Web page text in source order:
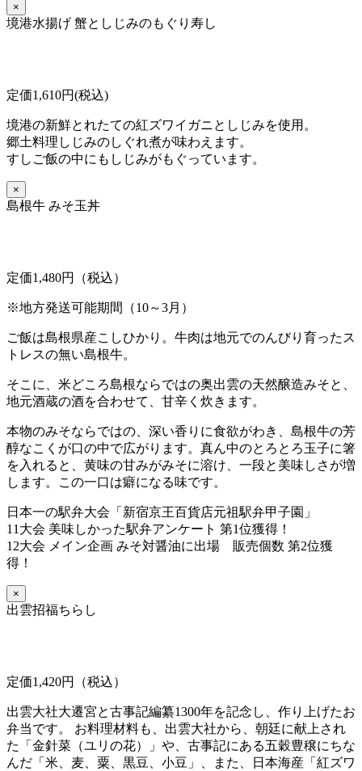
×
境港水揚げ 蟹としじみのもぐり寿し
定価1,610円(税込)
境港の新鮮とれたての紅ズワイガニとしじみを使用。
郷土料理しじみのしぐれ煮が味わえます。
すしご飯の中にもしじみがもぐっています。
×
島根牛 みそ玉丼
定価1,480円（税込）
※地方発送可能期間（10～3月）
ご飯は島根県産こしひかり。牛肉は地元でのんびり育ったス
トレスの無い島根牛。
そこに、米どころ島根ならではの奥出雲の天然醸造みそと、
地元酒蔵の酒を合わせて、甘辛く炊きます。
本物のみそならではの、深い香りに食欲がわき、島根牛の芳
醇なこくが口の中で広がります。真ん中のとろとろ玉子に箸
を入れると、黄味の甘みがみそに溶け、一段と美味しさが増
します。この一口は癖になる味です。
日本一の駅弁大会「新宿京王百貨店元祖駅弁甲子園」
11大会 美味しかった駅弁アンケート 第1位獲得！
12大会 メイン企画 みそ対醤油に出場 販売個数 第2位獲
得！
×
出雲招福ちらし
定価1,420円（税込）
出雲大社大遷宮と古事記編纂1300年を記念し、作り上げたお
弁当です。 お料理材料も、出雲大社から、朝廷に献上され
た「金針菜（ユリの花）」や、古事記にある五穀豊穣にちな
んだ「米、麦、粟、黒豆、小豆」、また、日本海産「紅ズワ